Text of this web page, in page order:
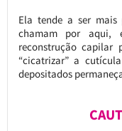
Ela tende a ser mais
chamam por aqui,
reconstrução capilar
“cicatrizar” a
depositados